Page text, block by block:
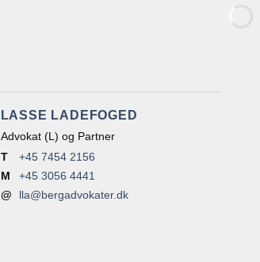
LASSE LADEFOGED
Advokat (L) og Partner
T
+45 7454 2156
M
+45 3056 4441
@
lla@bergadvokater.dk